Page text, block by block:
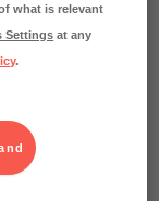
what is relevant
Settings at any
.